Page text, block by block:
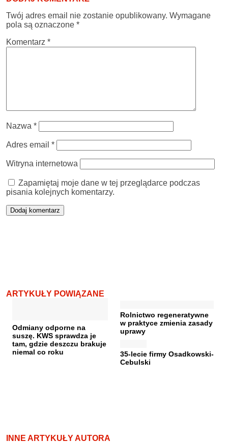
Twój adres email nie zostanie opublikowany. Wymagane
pola są oznaczone *
Komentarz *
Nazwa *
Adres email *
Witryna internetowa
Zapamiętaj moje dane w tej przeglądarce podczas
pisania kolejnych komentarzy.
ARTYKUŁY POWIĄZANE
Odmiany odporne na
suszę. KWS sprawdza je
tam, gdzie deszczu brakuje
niemal co roku
Rolnictwo regeneratywne
w praktyce zmienia zasady
uprawy
35-lecie firmy Osadkowski-
Cebulski
INNE ARTYKUŁY AUTORA